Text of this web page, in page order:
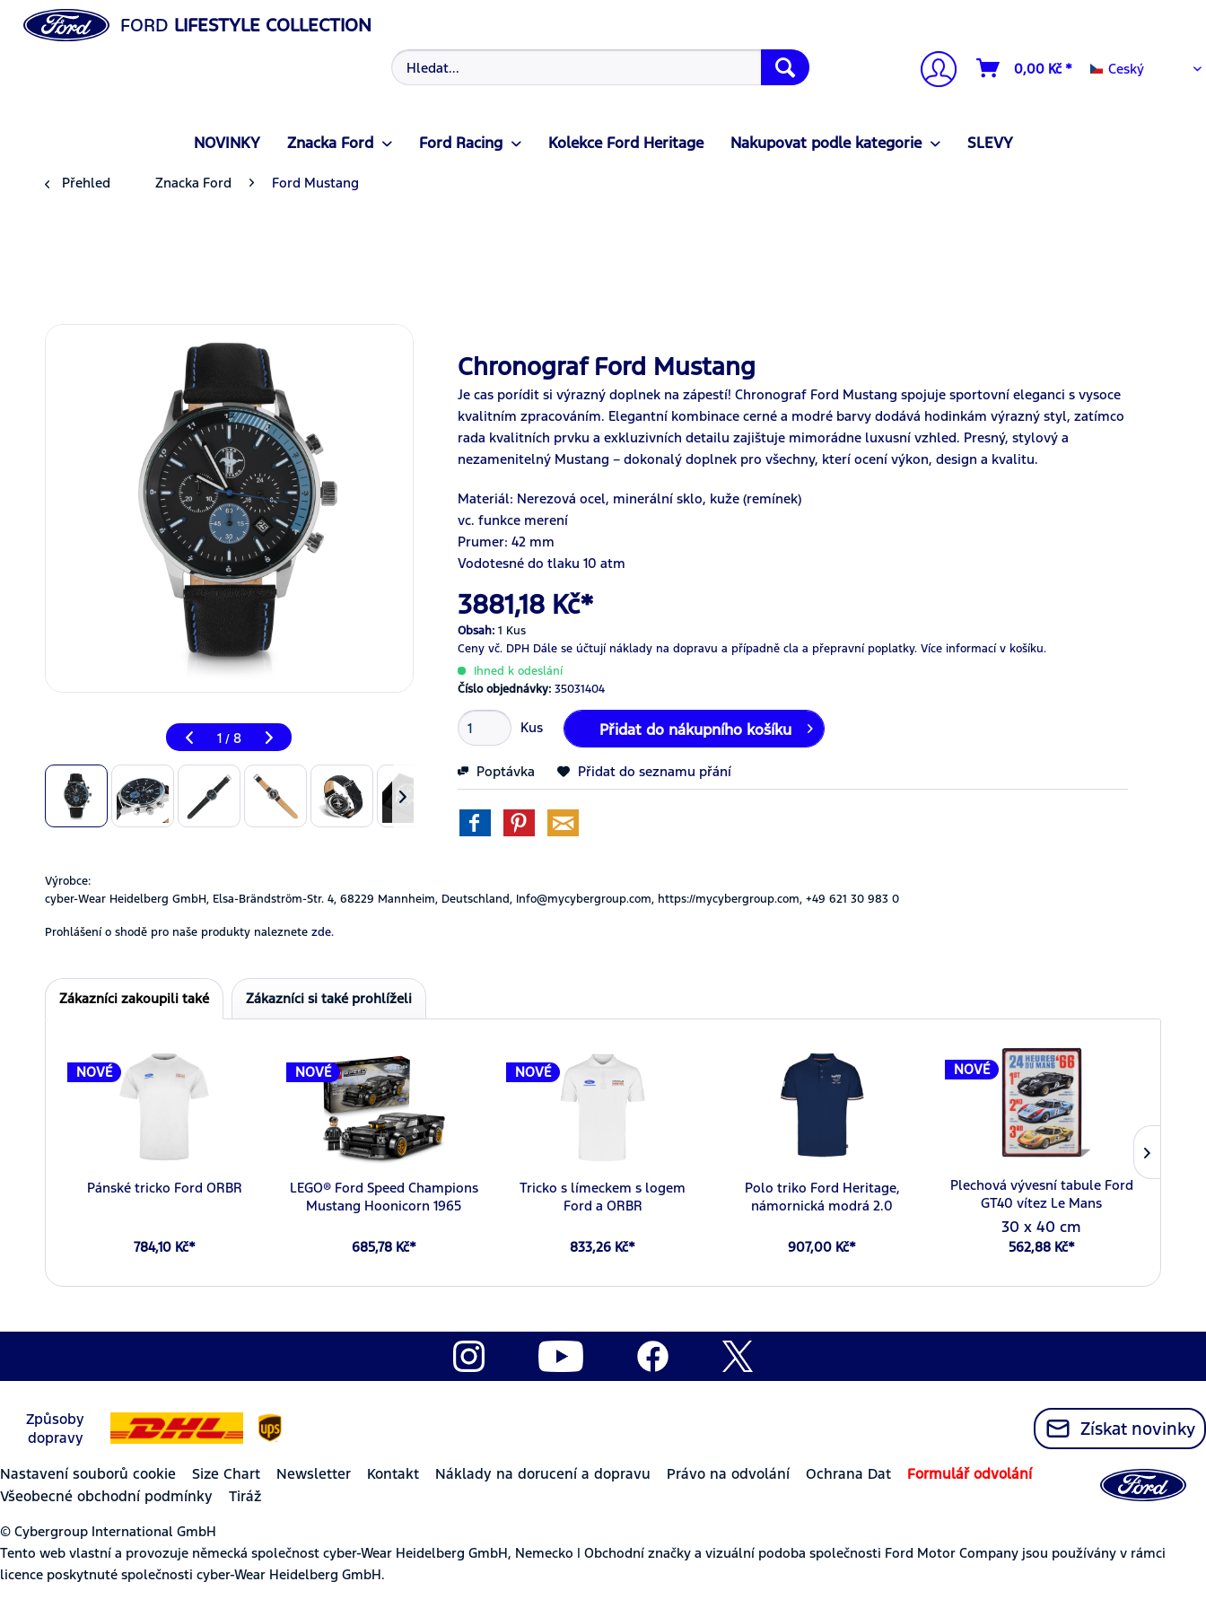
FORD LIFESTYLE COLLECTION
0,00 Kč * Ceský
Ceský
NOVINKY Znacka Ford Ford Racing Kolekce Ford Heritage Nakupovat podle kategorie SLEVY
Přehled Znacka Ford Ford Mustang
1 / 8
Chronograf Ford Mustang
Je cas porídit si výrazný doplnek na zápestí! Chronograf Ford Mustang spojuje sportovní eleganci s vysoce
kvalitním zpracováním. Elegantní kombinace cerné a modré barvy dodává hodinkám výrazný styl, zatímco
rada kvalitních prvku a exkluzivních detailu zajištuje mimorádne luxusní vzhled. Presný, stylový a
nezamenitelný Mustang – dokonalý doplnek pro všechny, kterí ocení výkon, design a kvalitu.
Materiál: Nerezová ocel, minerální sklo, kuže (remínek)
vc. funkce merení
Prumer: 42 mm
Vodotesné do tlaku 10 atm
3881,18 Kč*
Obsah:1 Kus
Ceny vč. DPH Dále se účtují náklady na dopravu a případně cla a přepravní poplatky. Více informací v košíku.
Ihned k odeslání
Číslo objednávky:35031404
Kus Přidat do nákupního košíku
Poptávka Přidat do seznamu přání
Výrobce:
cyber-Wear Heidelberg GmbH, Elsa-Brändström-Str. 4, 68229 Mannheim, Deutschland, Info@mycybergroup.com, https://mycybergroup.com, +49 621 30 983 0
Prohlášení o shodě pro naše produkty naleznete zde.
Zákazníci zakoupili také Zákazníci si také prohlíželi
NOVÉ
Pánské tricko Ford ORBR
784,10 Kč*
NOVÉ
LEGO® Ford Speed Champions
Mustang Hoonicorn 1965
685,78 Kč*
NOVÉ
Tricko s límeckem s logem
Ford a ORBR
833,26 Kč*
Polo triko Ford Heritage,
námornická modrá 2.0
907,00 Kč*
NOVÉ
Plechová vývesní tabule Ford
GT40 vítez Le Mans
30 x 40 cm
562,88 Kč*
Způsoby
dopravy
Získat novinky
Nastavení souborů cookie Size Chart Newsletter Kontakt Náklady na dorucení a dopravu Právo na odvolání Ochrana Dat
Formulář odvolání
Všeobecné obchodní podmínky
Tiráž
© Cybergroup International GmbH
Tento web vlastní a provozuje německá společnost cyber-Wear Heidelberg GmbH, Nemecko | Obchodní značky a vizuální podoba společnosti Ford Motor Company jsou používány v rámci
licence poskytnuté společnosti cyber-Wear Heidelberg GmbH.